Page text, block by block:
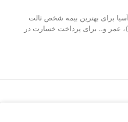
برای بهترین بیمه شخص ثالت
عمر و.. برای پرداخت خسارت در